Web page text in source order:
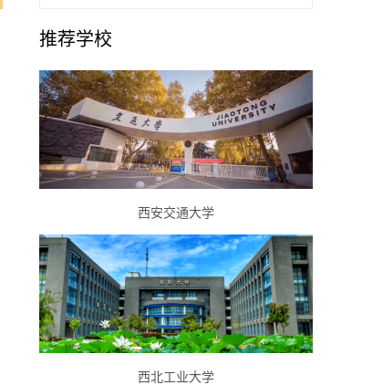
推荐学校
西安交通大学
西北工业大学